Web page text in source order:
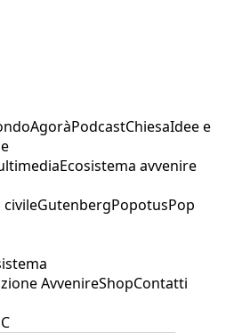
AgoràPodcastChiesaIdee e
Ecosistema avvenire
civileGutenbergPopotusPop
AvvenireShopContatti